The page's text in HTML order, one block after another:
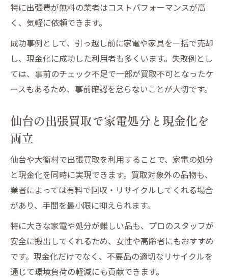
特に出張費が無料の業者はコストパフォーマンスが高
く、気軽に依頼できます。
成功事例として、引っ越し前に家電や家具を一括で売却
し、現金化に成功した利用者も多くいます。失敗例とし
ては、事前のチェック不足で一部が買取不可となったケ
ースもあるため、事前確認を怠らないことが大切です。
仙台の出張買取で家電処分と現金化を
両立
仙台や大衡村で出張買取を利用することで、家電の処分
と現金化を同時に実現できます。買取対象外の品物も、
業者によっては有料で回収・リサイクルしてくれる場合
があり、手間を最小限に抑えられます。
特に大きな家電や処分が難しい品も、プロのスタッフが
安全に搬出してくれるため、女性や高齢者にもおすすめ
です。現金化だけでなく、不要品の適切なリサイクルを
通じて環境負荷の軽減にも貢献できます。